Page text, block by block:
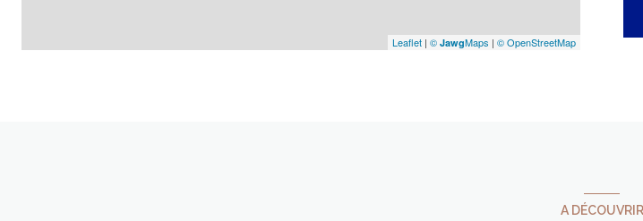
Leaflet | © JawgMaps | © OpenStreetMap
A DÉCOUVRIR